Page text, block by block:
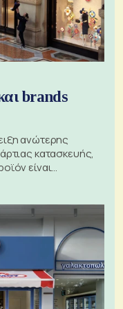
brands
ανώτερης
κατασκευής,
είναι